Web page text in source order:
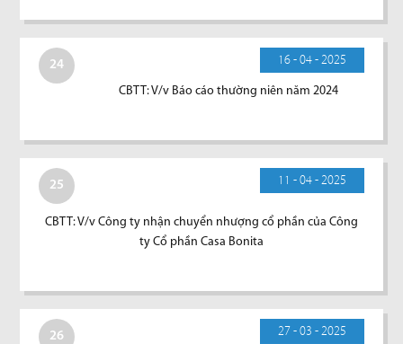
24 16 - 04 - 2025
CBTT: V/v Báo cáo thường niên năm 2024
25 11 - 04 - 2025
CBTT: V/v Công ty nhận chuyển nhượng cổ phần của Công
ty Cổ phần Casa Bonita
26 27 - 03 - 2025